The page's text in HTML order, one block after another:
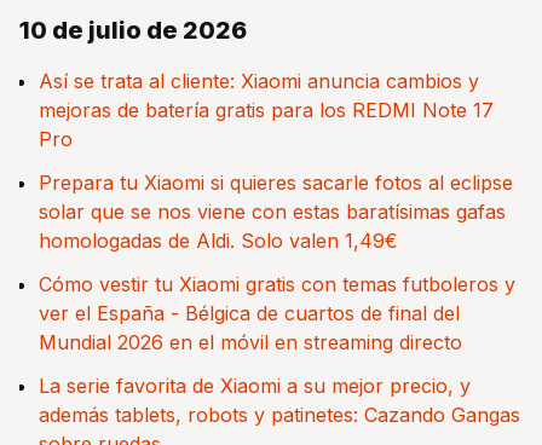
10 de julio de 2026
Así se trata al cliente: Xiaomi anuncia cambios y
mejoras de batería gratis para los REDMI Note 17
Pro
Prepara tu Xiaomi si quieres sacarle fotos al eclipse
solar que se nos viene con estas baratísimas gafas
homologadas de Aldi. Solo valen 1,49€
Cómo vestir tu Xiaomi gratis con temas futboleros y
ver el España - Bélgica de cuartos de final del
Mundial 2026 en el móvil en streaming directo
La serie favorita de Xiaomi a su mejor precio, y
además tablets, robots y patinetes: Cazando Gangas